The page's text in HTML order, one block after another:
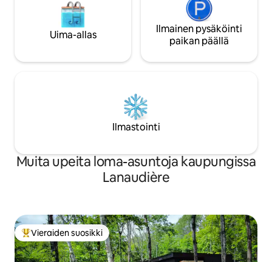
Uima-allas
Ilmainen pysäköinti
paikan päällä
Ilmastointi
Muita upeita loma-asuntoja kaupungissa
Lanaudière
Vieraiden suosikkien parhaimmistoa
Vieraiden suosikki